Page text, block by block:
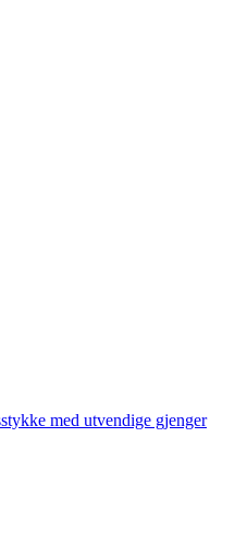
med utvendige gjenger